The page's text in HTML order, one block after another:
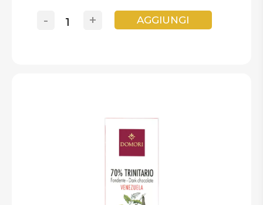
+
- AGGIUNGI